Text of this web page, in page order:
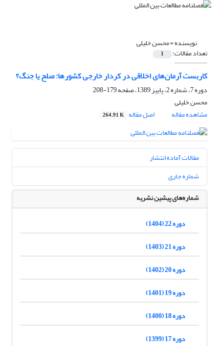
نویسنده =محسن خلیلی
تعداد مقالات: 1
کاربست آرمان‌های اخلاقی در کردار خارجی کشورها: صلح یا جنگ؟
دوره 7، شماره 2، پاییز 1389، صفحه
179-208
محسن خلیلی
مشاهده مقاله
اصل مقاله 264.91 K
مقالات آماده انتشار
شماره جاری
شماره‌های پیشین نشریه
دوره 22 (1404)
دوره 21 (1403)
دوره 20 (1402)
دوره 19 (1401)
دوره 18 (1400)
دوره 17 (1399)